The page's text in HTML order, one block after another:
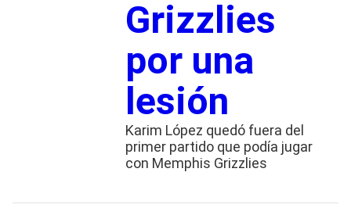
Grizzlies
por una
lesión
Karim López quedó fuera del
primer partido que podía jugar
con Memphis Grizzlies